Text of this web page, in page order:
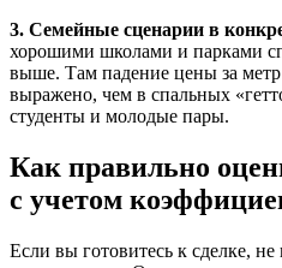
3. Семейные сценарии в
хорошими школами и парками
выше. Там падение цены за
выражено, чем в спальных
студенты и молодые пары.
Как правильно
с учетом
Если вы готовитесь к сделке,